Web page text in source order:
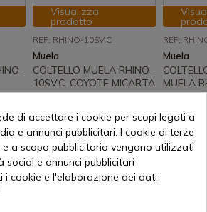
Visualizza
prodotto
REF: RHINO-10SV.C
Muela
COLTELLO MUELA RHINO-
10SV.C. COYOTE MICARTA
126,48 €
REF:
Muela
MUELA
86,89 €
di accettare i cookie per scopi legati a
e annunci pubblicitari. I cookie di terze
a scopo pubblicitario vengono utilizzati
e annunci pubblicitari
i cookie e l'elaborazione dei dati